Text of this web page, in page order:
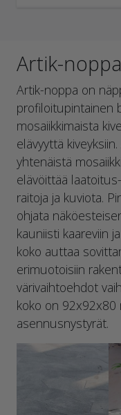
Artik-noppa
Artik-noppa on
profiloitupintainen
mosaiikkimaista
elävyyttä
yhtenäistä
elävöittää
raitoja ja kuviota.
ohjata
kauniisti kaareviin
koko auttaa
erimuotoisiin
värivaihtoehdot
koko on
asennusnystyrät.